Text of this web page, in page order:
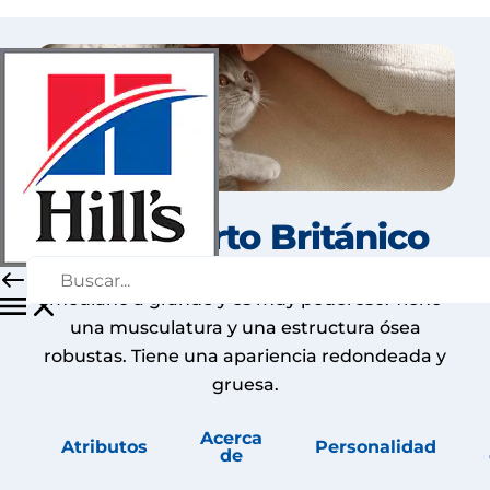
El Pelicorto Británico
El British Shorthair es un gato de tamaño
una musculatura y una estructura ósea
robustas. Tiene una apariencia redondeada y
gruesa.
Atributos
Acerca
de
Personalidad